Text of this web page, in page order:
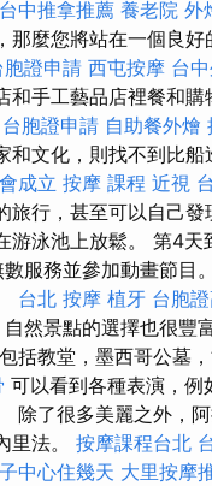
台中推拿推薦 養老院 外
那麼您將站在一個良好
胞證申請 西屯按摩 台
和手工藝品店裡餐和購
台胞證申請 自助餐外燴
和文化，則找不到比船
成立 按摩 課程 近視
旅行，甚至可以自己
游泳池上放鬆。 第4
服務並參加動畫節目
台北 按摩 植牙 台胞
自然景點的選擇也很豐
括教堂，墨西哥公墓
可以看到各種表演，例
除了很多美麗之外，
里法。 按摩課程台北
中心住幾天 大里按摩